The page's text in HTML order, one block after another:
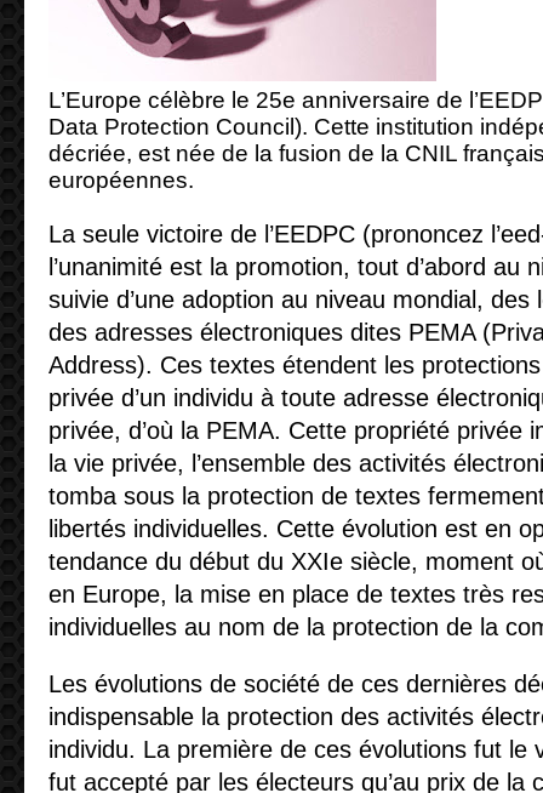
L’Europe célèbre le 25e anniversaire de
Data Protection Council). Cette institution
décriée, est née de la fusion de la CNIL
européennes.
La seule victoire de l’EEDPC (prononcez
l’unanimité est la promotion, tout d’abord au
suivie d’une adoption au niveau mondial, des
des adresses électroniques dites PEMA
Address). Ces textes étendent les
privée d’un individu à toute adresse
privée, d’où la PEMA. Cette propriété privée
la vie privée, l’ensemble des activités
tomba sous la protection de textes
libertés individuelles. Cette évolution est en
tendance du début du XXIe siècle, moment
en Europe, la mise en place de textes très
individuelles au nom de la protection de la
Les évolutions de société de ces dernières
indispensable la protection des activités
individu. La première de ces évolutions fut le
fut accepté par les électeurs qu’au prix de la